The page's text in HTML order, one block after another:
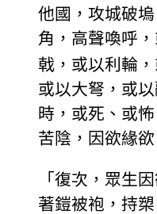
他國，攻城破
角，高聲喚呼
戟，或以利輪
或以大弩，或
時，或死、或
苦陰，因欲緣
「復次，眾生
著鎧被袍，持